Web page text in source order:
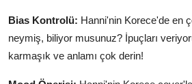
Bias Kontrolü: Hanni'nin Korece'de en
neymiş, biliyor musunuz? İpuçları
karmaşık ve anlamı çok derin!